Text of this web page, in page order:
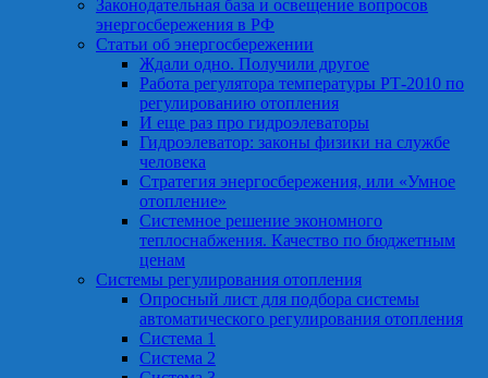
Законодательная база и освещение вопросов
энергосбережения в РФ
Статьи об энергосбережении
Ждали одно. Получили другое
Работа регулятора температуры РТ-2010 по
регулированию отопления
И еще раз про гидроэлеваторы
Гидроэлеватор: законы физики на службе
человека
Стратегия энергосбережения, или «Умное
отопление»
Системное решение экономного
теплоснабжения. Качество по бюджетным
ценам
Системы регулирования отопления
Опросный лист для подбора системы
автоматического регулирования отопления
Система 1
Система 2